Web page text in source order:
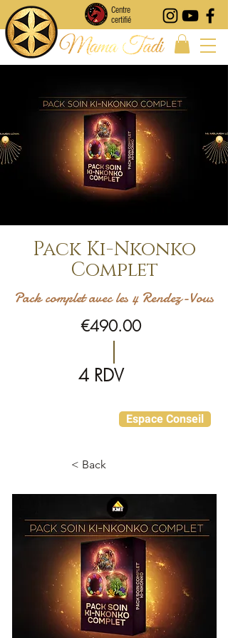
Centre
certifié
Pack Ki-Nkonko
Complet
Pack complet avec les 4 Rendez-Vous
€490.00
4 RDV
Espace Conseil
< Back